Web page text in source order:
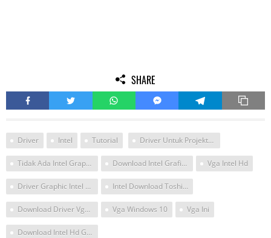
SHARE
Driver Intel Tutorial Driver Untuk Projektor Windows 10
Tidak Ada Intel Graphic Di Windows 10 Download Intel Grafis Terbaru Vga Intel Hd
Driver Graphic Intel Terbaru Untuk Windows 10 Intel Download Toshibac65 Terbaru
Download Driver Vga Intel For Windows 10 Vga Windows 10 Vga Ini
Download Intel Hd Grafik Untuk Windows 10